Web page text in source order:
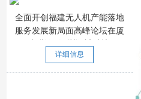
全面开创福建无人机产能落地
服务发展新局面高峰论坛在厦
详细信息